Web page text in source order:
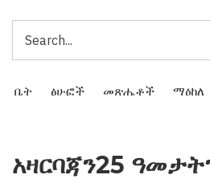
Main
navigation
ቤት ፅሁፎች መጽሔቶች ማዕከለ
አዛርባጃን25